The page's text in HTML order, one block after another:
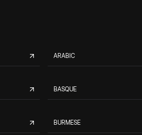
ARABIC
BASQUE
BURMESE